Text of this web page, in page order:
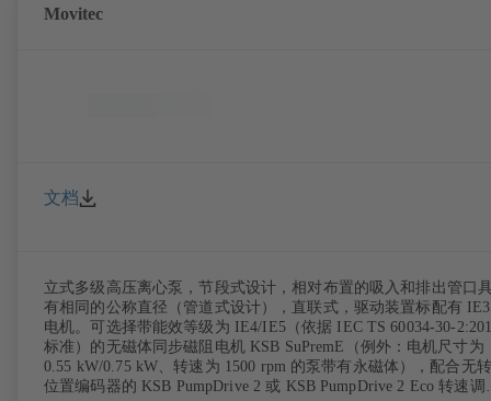
Movitec
文档
立式多级高压离心泵，节段式设计，相对布置的吸入和排出管口
有相同的公称直径（管道式设计），直联式，驱动装置标配有 IE3
电机。可选择带能效等级为 IE4/IE5（依据 IEC TS 60034-30-
标准）的无磁体同步磁阻电机 KSB SuPremE（例外：电机尺寸为
0.55 kW/0.75 kW、转速为 1500 rpm 的泵带有永磁体），配合无
位置编码器的 KSB PumpDrive 2 或 KSB PumpDrive 2 Eco 转速调